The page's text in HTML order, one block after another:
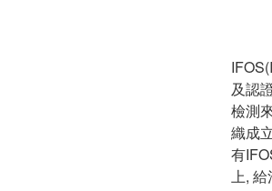
及認
檢測
織成
有
上, 給